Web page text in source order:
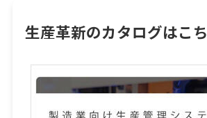
生産革新のカタログはこ